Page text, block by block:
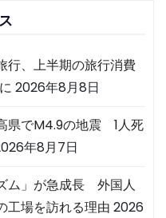
行、上半期の旅行消費
2026年8月8日
県でM4.9の地震 1人死
年8月7日
ム」が急成長 外国人
工場を訪れる理由 2026